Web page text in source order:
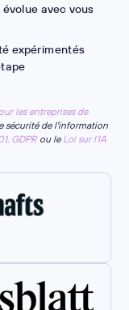
avec vous
expérimentés
les entreprises de
sécurité de l'information
GDPRou le Loi sur l'IA